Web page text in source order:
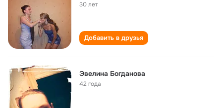
30 лет
Добавить в друзья
Эвелина Богданова
42 года